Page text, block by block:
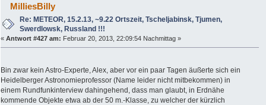
MilliesBilly
Re: METEOR, 15.2.13, ~9.22 Ortszeit, Tscheljabinsk, Tjumen,
Swerdlowsk, Russland !!!
« Antwort #427 am: Februar 20, 2013, 22:09:54 Nachmittag »
Bin zwar kein Astro-Experte, Alex, aber vor ein paar Tagen äußerte sich ein
Heidelberger Astronomieprofessor (Name leider nicht mitbekommen) in
einem Rundfunkinterview dahingehend, dass man glaubt, in Erdnähe
kommende Objekte etwa ab der 50 m.-Klasse, zu welcher der kürzlich